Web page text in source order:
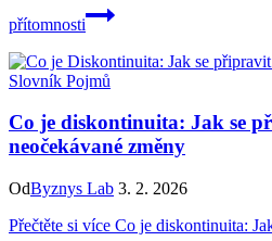
přítomnosti
Slovník Pojmů
Co je diskontinuita: Jak se
neočekávané změny
OdByznys Lab 3. 2. 2026
Přečtěte si více Co je diskontinuita: